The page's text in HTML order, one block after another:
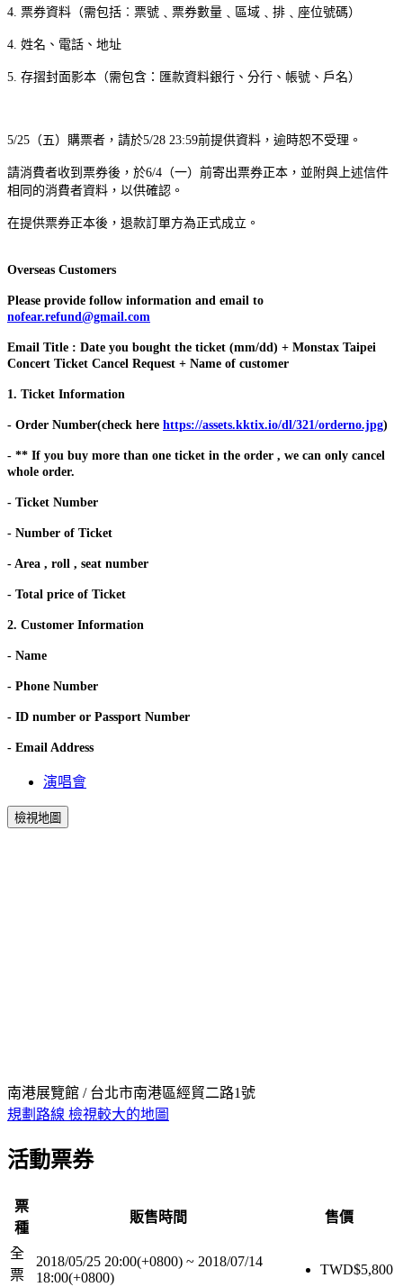
4. 票券資料（需包括︰票號﹑票券數量﹑區域﹑排﹑座位號碼）
4. 姓名、電話、地址
5. 存摺封面影本（需包含：匯款資料銀行、分行、帳號、戶名）
5/25（五）購票者，請於5/28 23:59前提供資料，逾時恕不受理。
請消費者收到票券後，於6/4（一）前寄出票券正本，並附與上述信件
相同的消費者資料，以供確認。
在提供票券正本後，退款訂單方為正式成立。
Overseas Customers
Please provide follow information and email to
nofear.refund@gmail.com
Email Title : Date you bought the ticket (mm/dd) + Monstax Taipei
Concert Ticket Cancel Request + Name of customer
1. Ticket Information
- Order Number(check here https://assets.kktix.io/dl/321/orderno.jpg)
- ** If you buy more than one ticket in the order , we can only cancel
whole order.
- Ticket Number
- Number of Ticket
- Area , roll , seat number
- Total price of Ticket
2. Customer Information
- Name
- Phone Number
- ID number or Passport Number
- Email Address
演唱會
檢視地圖
南港展覽館 / 台北市南港區經貿二路1號
規劃路線 檢視較大的地圖
活動票券
票
種
販售時間 售價
全
票
2018/05/25 20:00(+0800) ~ 2018/07/14
18:00(+0800)
TWD$5,800